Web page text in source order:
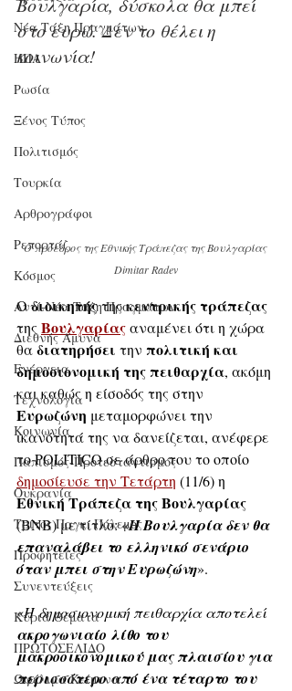
Νέα Τάξη Πραγμάτων
ΗΠΑ
Ρωσία
Ξένος Τύπος
Πολιτισμός
Τουρκία
Αρθρογράφοι
Ρεπορτάζ
Κόσμος
Αντί-Νέα Τάξη Πραγμάτων
Διεθνής Άμυνα
Ενέργεια
Τεχνολογία
Κοινωνία
Παπισμός-Προτεσταντισμός
Ουκρανία
Τρίτος Παγκ. Πόλεμος
Προφητείες
Συνεντεύξεις
Κύρια Θέματα
ΠΡΩΤΟΣΕΛΙΔΟ
Ωφέλιμα Κείμενα
στο ευρώ. Δεν το θέλει η
κοινωνία!
Ο πρόεδρος της Εθνικής Τράπεζας της Βουλγαρίας
Dimitar Radev
Ο διοικητής της κεντρικής τράπεζας
της Βουλγαρίας αναμένει ότι η χώρα
θα διατηρήσει την πολιτική και
δημοσιονομική της πειθαρχία, ακόμη
και καθώς η είσοδός της στην
Ευρωζώνη μεταμορφώνει την
ικανότητά της να δανείζεται, ανέφερε
το POLITICO σε άρθρο του το οποίο
δημοσίευσε την Τετάρτη (11/6) η
Εθνική Τράπεζα της Βουλγαρίας
(BNB) με τίτλο: «Η Βουλγαρία δεν θα
επαναλάβει το ελληνικό σενάριο
όταν μπει στην Ευρωζώνη».
«Η δημοσιονομική πειθαρχία αποτελεί
ακρογωνιαίο λίθο του
μακροοικονομικού μας πλαισίου για
περισσότερο από ένα τέταρτο του